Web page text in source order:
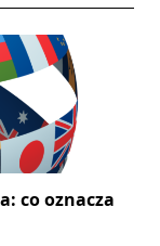
co oznacza